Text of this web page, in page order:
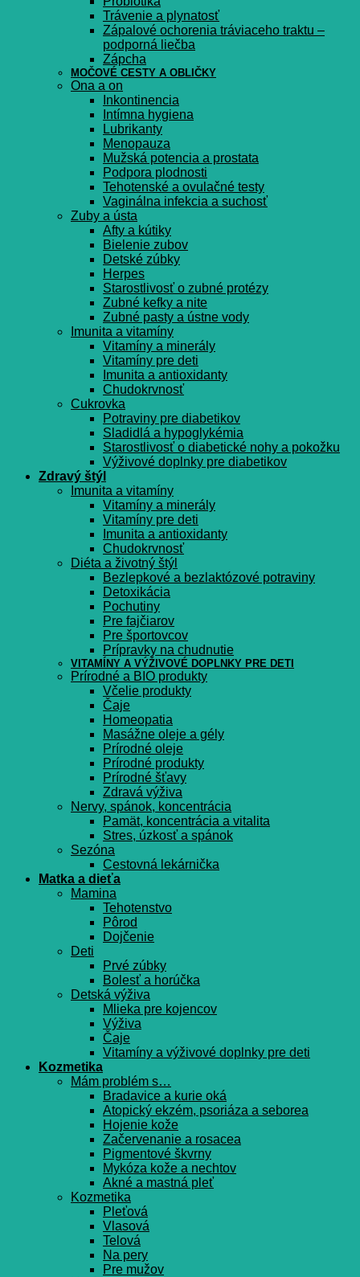
Trávenie a plynatosť
Zápalové ochorenia tráviaceho traktu –
podporná liečba
Zápcha
MOČOVÉ CESTY A OBLIČKY
Ona a on
Inkontinencia
Intímna hygiena
Lubrikanty
Menopauza
Mužská potencia a prostata
Podpora plodnosti
Tehotenské a ovulačné testy
Vaginálna infekcia a suchosť
Zuby a ústa
Afty a kútiky
Bielenie zubov
Detské zúbky
Herpes
Starostlivosť o zubné protézy
Zubné kefky a nite
Zubné pasty a ústne vody
Imunita a vitamíny
Vitamíny a minerály
Vitamíny pre deti
Imunita a antioxidanty
Chudokrvnosť
Cukrovka
Potraviny pre diabetikov
Sladidlá a hypoglykémia
Starostlivosť o diabetické nohy a pokožku
Výživové doplnky pre diabetikov
Zdravý štýl
Imunita a vitamíny
Vitamíny a minerály
Vitamíny pre deti
Imunita a antioxidanty
Chudokrvnosť
Diéta a životný štýl
Bezlepkové a bezlaktózové potraviny
Detoxikácia
Pochutiny
Pre fajčiarov
Pre športovcov
Prípravky na chudnutie
VITAMÍNY A VÝŽIVOVÉ DOPLNKY PRE DETI
Prírodné a BIO produkty
Včelie produkty
Čaje
Homeopatia
Masážne oleje a gély
Prírodné oleje
Prírodné produkty
Prírodné šťavy
Zdravá výživa
Nervy, spánok, koncentrácia
Pamät, koncentrácia a vitalita
Stres, úzkosť a spánok
Sezóna
Cestovná lekárnička
Matka a dieťa
Mamina
Tehotenstvo
Pôrod
Dojčenie
Deti
Prvé zúbky
Bolesť a horúčka
Detská výživa
Mlieka pre kojencov
Výživa
Čaje
Vitamíny a výživové doplnky pre deti
Kozmetika
Mám problém s…
Bradavice a kurie oká
Atopický ekzém, psoriáza a seborea
Hojenie kože
Začervenanie a rosacea
Pigmentové škvrny
Mykóza kože a nechtov
Akné a mastná pleť
Kozmetika
Pleťová
Vlasová
Telová
Na pery
Pre mužov